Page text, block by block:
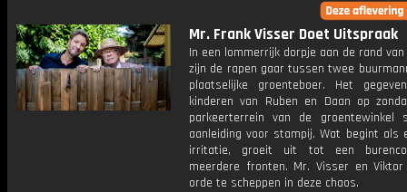
Mr. Frank Visser Doet Uitspraak
In een lommerrijk dorpje aan de rand
zijn de rapen gaar tussen twee
plaatselijke groenteboer. Het
kinderen van Ruben en Daan op
parkeerterrein van de groentewinkel
aanleiding voor stampij. Wat begint als
irritatie, groeit uit tot een
meerdere fronten. Mr. Visser en Viktor
orde te scheppen in deze chaos.